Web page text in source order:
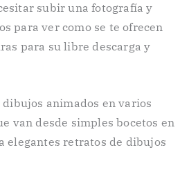
subir una fotografía y
para ver como se te ofrecen
para su libre descarga y
animados en varios
van desde simples bocetos en
elegantes retratos de dibujos